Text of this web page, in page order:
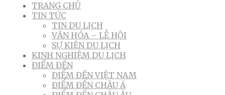
TRANG CHỦ
TIN TỨC
TIN DU LỊCH
VĂN HÓA – LỄ HỘI
SỰ KIỆN DU LỊCH
KINH NGHIỆM DU LỊCH
ĐIỂM ĐẾN
ĐIỂM ĐẾN VIỆT NAM
ĐIỂM ĐẾN CHÂU Á